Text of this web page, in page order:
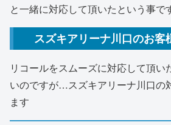
と一緒に対応して頂いたという事で
スズキアリーナ川口のお客
リコールをスムーズに対応して頂い
いのですが…スズキアリーナ川口の
ます